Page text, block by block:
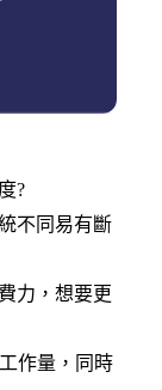
?
不同易有斷
力，想要更
作量，同時